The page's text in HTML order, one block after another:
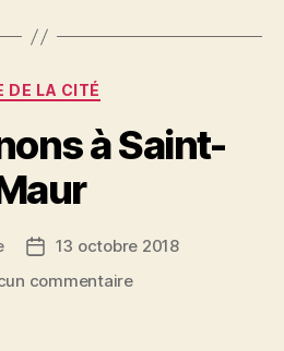
Catégories
DE LA CITÉ
à Saint-
Date13 octobre 2018
commentairesur